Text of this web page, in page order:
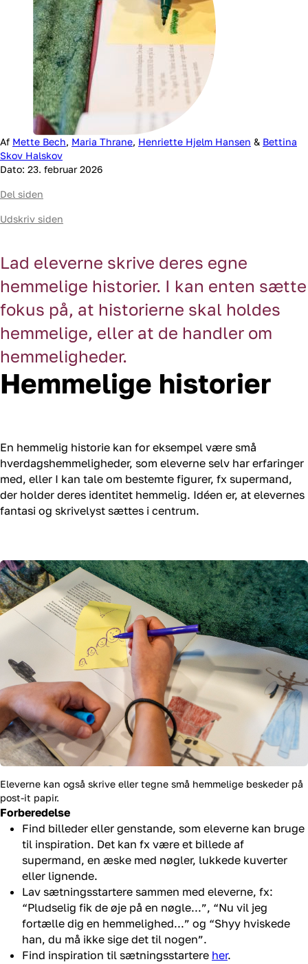
EVER!
Af Mette Bech, Maria Thrane, Henriette Hjelm Hansen & Bettina
Skov Halskov
Dato: 23. februar 2026
Del siden
Udskriv siden
Lad eleverne skrive deres egne
hemmelige historier. I kan enten sætte
fokus på, at historierne skal holdes
hemmelige, eller at de handler om
hemmeligheder.
Hemmelige historier
En hemmelig historie kan for eksempel være små
hverdagshemmeligheder, som eleverne selv har erfaringer
med, eller I kan tale om bestemte figurer, fx supermand,
der holder deres identitet hemmelig. Idéen er, at elevernes
fantasi og skrivelyst sættes i centrum.
Eleverne kan også skrive eller tegne små hemmelige beskeder på
post-it papir.
Forberedelse
Find billeder eller genstande, som eleverne kan bruge
til inspiration. Det kan fx være et billede af
supermand, en æske med nøgler, lukkede kuverter
eller lignende.
Lav sætningsstartere sammen med eleverne, fx:
“Pludselig fik de øje på en nøgle...”, “Nu vil jeg
fortælle dig en hemmelighed...” og “Shyy hviskede
han, du må ikke sige det til nogen”.
Find inspiration til sætningsstartere her.